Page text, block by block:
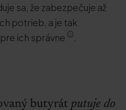
sa, že zabezpečuje až
potrieb, a je tak
ich správne
.
butyrát putuje do